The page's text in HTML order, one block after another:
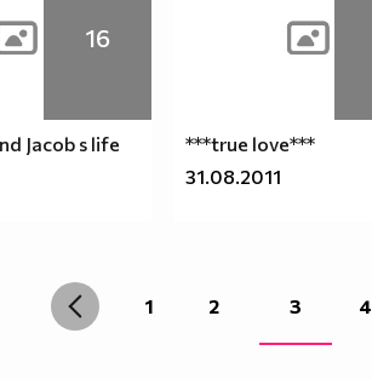
16
Jacob s life
***true love***
31.08.2011
1 2 3 4